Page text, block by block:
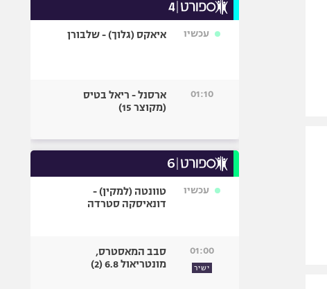
עכשיו איאקס (גלוך) - שלבורן
01:10
ארסנל - ריאל בטיס
(מקוצר 15)
עכשיו
טוונטה (למקין) -
דונאיסקה סטרדה
01:00
ישיר
סבב המאסטרס,
מונטריאול 6.8 (2)